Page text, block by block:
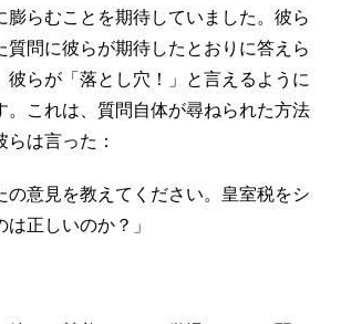
膨らむことを期待していました。彼ら
質問に彼らが期待したとおりに答えら
彼らが「落とし穴！」と言えるように
。これは、質問自体が尋ねられた方法
は言った：
の意見を教えてください。皇室税をシ
正しいのか？」